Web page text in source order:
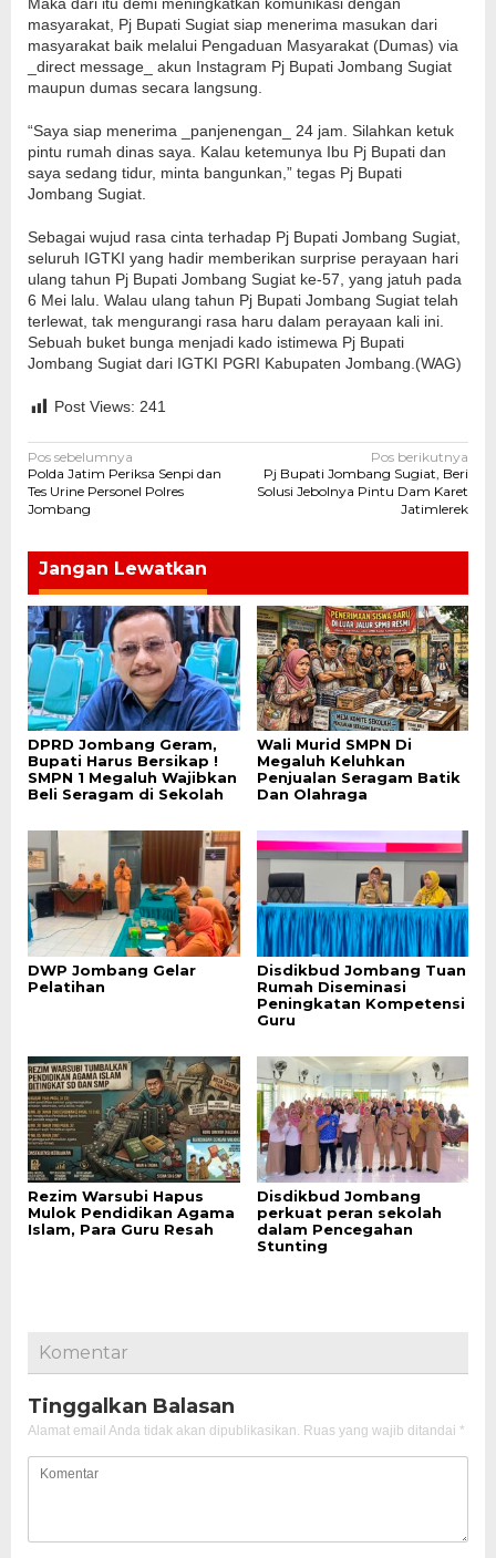
Maka dari itu demi meningkatkan komunikasi dengan
masyarakat, Pj Bupati Sugiat siap menerima masukan dari
masyarakat baik melalui Pengaduan Masyarakat (Dumas) via
_direct message_ akun Instagram Pj Bupati Jombang Sugiat
maupun dumas secara langsung.
“Saya siap menerima _panjenengan_ 24 jam. Silahkan ketuk
pintu rumah dinas saya. Kalau ketemunya Ibu Pj Bupati dan
saya sedang tidur, minta bangunkan,” tegas Pj Bupati
Jombang Sugiat.
Sebagai wujud rasa cinta terhadap Pj Bupati Jombang Sugiat,
seluruh IGTKI yang hadir memberikan surprise perayaan hari
ulang tahun Pj Bupati Jombang Sugiat ke-57, yang jatuh pada
6 Mei lalu. Walau ulang tahun Pj Bupati Jombang Sugiat telah
terlewat, tak mengurangi rasa haru dalam perayaan kali ini.
Sebuah buket bunga menjadi kado istimewa Pj Bupati
Jombang Sugiat dari IGTKI PGRI Kabupaten Jombang.(WAG)
Post Views: 241
Navigasi
pos
Pos sebelumnya
Polda Jatim Periksa Senpi dan
Tes Urine Personel Polres
Jombang
Pos berikutnya
Pj Bupati Jombang Sugiat, Beri
Solusi Jebolnya Pintu Dam Karet
Jatimlerek
Jangan Lewatkan
DPRD Jombang Geram,
Bupati Harus Bersikap !
SMPN 1 Megaluh Wajibkan
Beli Seragam di Sekolah
Wali Murid SMPN Di
Megaluh Keluhkan
Penjualan Seragam Batik
Dan Olahraga
DWP Jombang Gelar
Pelatihan
Disdikbud Jombang Tuan
Rumah Diseminasi
Peningkatan Kompetensi
Guru
Rezim Warsubi Hapus
Mulok Pendidikan Agama
Islam, Para Guru Resah
Disdikbud Jombang
perkuat peran sekolah
dalam Pencegahan
Stunting
Komentar
Tinggalkan Balasan
Alamat email Anda tidak akan dipublikasikan. Ruas yang wajib ditandai *